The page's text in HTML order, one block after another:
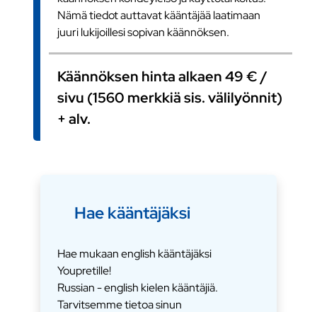
Nämä tiedot auttavat kääntäjää laatimaan
juuri lukijoillesi sopivan käännöksen.
Käännöksen hinta alkaen 49 € /
sivu (1560 merkkiä sis. välilyönnit)
+ alv.
Hae kääntäjäksi
Hae mukaan english kääntäjäksi
Youpretille!
Russian - english kielen kääntäjiä.
Tarvitsemme tietoa sinun